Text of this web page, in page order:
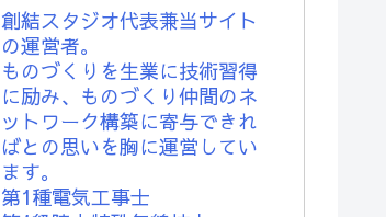
創結スタジオ代表兼当サイト
の運営者。
ものづくりを生業に技術習得
に励み、ものづくり仲間のネ
ットワーク構築に寄与できれ
ばとの思いを胸に運営してい
ます。
第1種電気工事士